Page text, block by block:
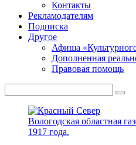
Контакты
Рекламодателям
Подписка
Другое
Афиша
Дополненная
Правовая помощь
Вологодская областная
1917 года.